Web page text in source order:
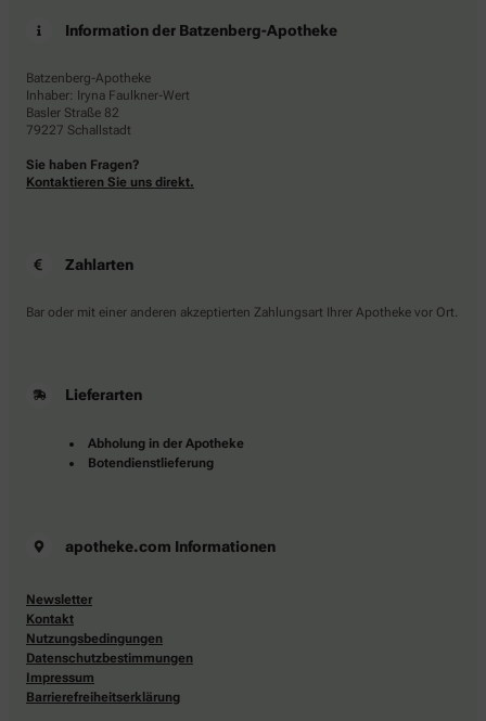
Information der Batzenberg-Apotheke
Batzenberg-Apotheke
Inhaber: Iryna Faulkner-Wert
Basler Straße 82
79227 Schallstadt
Sie haben Fragen?
Kontaktieren Sie uns direkt.
Zahlarten
Bar oder mit einer anderen akzeptierten Zahlungsart Ihrer Apotheke vor Ort.
Lieferarten
Abholung in der Apotheke
Botendienstlieferung
apotheke.com Informationen
Newsletter
Kontakt
Nutzungsbedingungen
Datenschutzbestimmungen
Impressum
Barrierefreiheitserklärung